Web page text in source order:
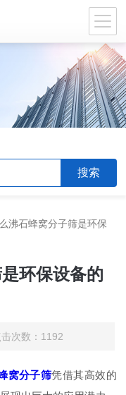
沸石蜂窝分子筛是环保
环保设备的
次数：1192
窝分子筛凭借其高效的